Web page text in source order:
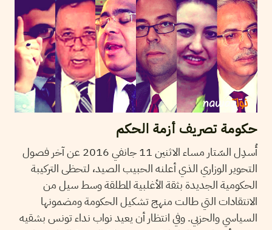
حكومة تصريف أزمة الحكم
أُسدِل السّتار مساء الاثنين 11 جانفي 2016 عن آخر فصول
التحوير الوزاري الذي أعلنه الحبيب الصيد، لتحظى التركيبة
الحكومية الجديدة بثقة الأغلبية المطلقة وسط سيل من
الانتقادات التي طالت منهج تشكيل الحكومة ومضمونها
السياسي والحزبي. وفي انتظار أن يعيد نواب نداء تونس بشقيه